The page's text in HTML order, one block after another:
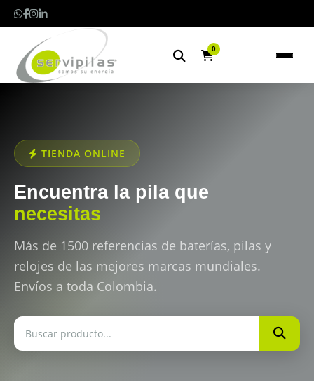
0
TIENDA ONLINE
Encuentra la pila que
necesitas
Más de 1500 referencias de baterías, pilas y
relojes de las mejores marcas mundiales.
Envíos a toda Colombia.